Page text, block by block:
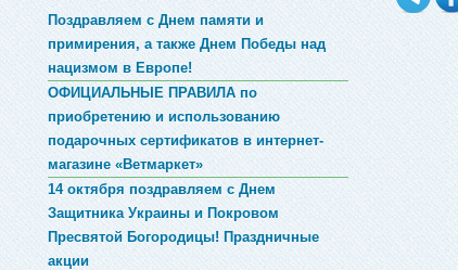
Поздравляем с Днем памяти и
примирения, а также Днем Победы над
нацизмом в Европе!
ОФИЦИАЛЬНЫЕ ПРАВИЛА по
приобретению и использованию
подарочных сертификатов в интернет-
магазине «Ветмаркет»
14 октября поздравляем с Днем
Защитника Украины и Покровом
Пресвятой Богородицы! Праздничные
акции